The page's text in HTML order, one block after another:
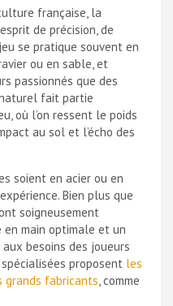
française, la
de précision, de
se pratique souvent en
ou en sable, et
passionnés que des
fait partie
où l’on ressent le poids
au sol et l’écho des
soient en acier ou en
Bien plus que
soigneusement
main optimale et un
besoins des joueurs
proposent les
grands fabricants , comme